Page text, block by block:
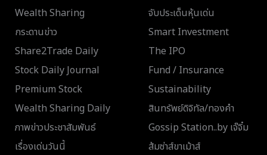
Wealth Sharing
กระดานข่าว
Share2Trade Daily
Stock Daily Journal
Premium Stock
Wealth Sharing Daily
ภาพข่าวประชาสัมพันธ์
เรื่องเด่นวันนี้
จับประเด็นหุ้นเด่น
Smart Investment
The IPO
Fund / Insurance
Sustainability
สินทรัพย์ดิจิทัล/ทองคำ
Gossip Station..by เจ๊จิ๋ม
ส้มซ่าส์ขาเม้าส์